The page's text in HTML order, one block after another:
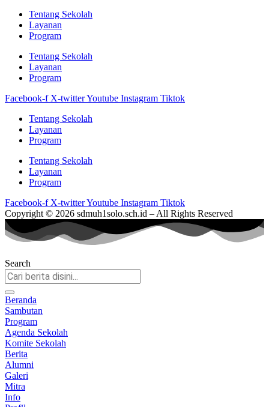
Tentang Sekolah
Layanan
Program
Tentang Sekolah
Layanan
Program
Facebook-f X-twitterYoutube Instagram Tiktok
Tentang Sekolah
Layanan
Program
Tentang Sekolah
Layanan
Program
Facebook-f X-twitterYoutube Instagram Tiktok
Copyright © 2026 sdmuh1solo.sch.id – All Rights Reserved
Search
Beranda
Sambutan
Program
Agenda Sekolah
Komite Sekolah
Berita
Alumni
Galeri
Mitra
Info